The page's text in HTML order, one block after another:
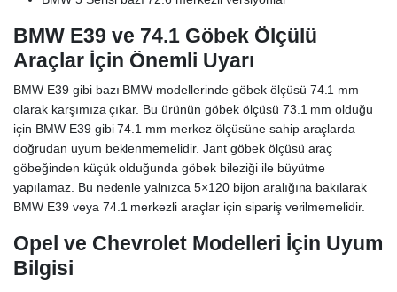
BMW E39 ve 74.1 Göbek Ölçülü
Araçlar İçin Önemli Uyarı
BMW E39 gibi bazı BMW modellerinde göbek ölçüsü 74.1 mm
olarak karşımıza çıkar. Bu ürünün göbek ölçüsü 73.1 mm olduğu
için BMW E39 gibi 74.1 mm merkez ölçüsüne sahip araçlarda
doğrudan uyum beklenmemelidir. Jant göbek ölçüsü araç
göbeğinden küçük olduğunda göbek bileziği ile büyütme
yapılamaz. Bu nedenle yalnızca 5×120 bijon aralığına bakılarak
BMW E39 veya 74.1 merkezli araçlar için sipariş verilmemelidir.
Opel ve Chevrolet Modelleri İçin Uyum
Bilgisi